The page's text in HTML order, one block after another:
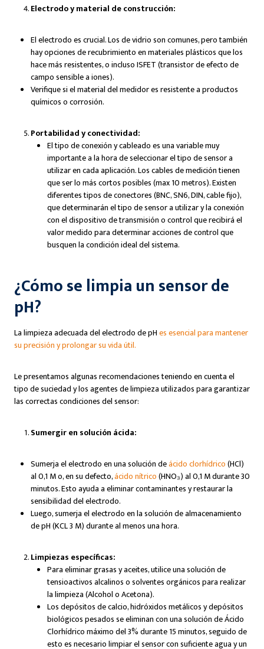
Electrodo y material de construcción:
El electrodo es crucial. Los de vidrio son comunes, pero también
hay opciones de recubrimiento en materiales plásticos que los
hace más resistentes, o incluso ISFET (transistor de efecto de
campo sensible a iones).
Verifique si el material del medidor es resistente a productos
químicos o corrosión.
Portabilidad y conectividad:
El tipo de conexión y cableado es una variable muy
importante a la hora de seleccionar el tipo de sensor a
utilizar en cada aplicación. Los cables de medición tienen
que ser lo más cortos posibles (max 10 metros). Existen
diferentes tipos de conectores (BNC, SN6, DIN, cable fijo),
que determinarán el tipo de sensor a utilizar y la conexión
con el dispositivo de transmisión o control que recibirá el
valor medido para determinar acciones de control que
busquen la condición ideal del sistema.
¿Cómo se limpia un sensor de
pH?
La limpieza adecuada del electrodo de pHes esencial para mantener
su precisión y prolongar su vida útil.
Le presentamos algunas recomendaciones teniendo en cuenta el
tipo de suciedad y los agentes de limpieza utilizados para garantizar
las correctas condiciones del sensor:
Sumergir en solución ácida:
Sumerja el electrodo en una solución deácido clorhídrico(HCl)
al 0,1 M o, en su defecto,ácido nítrico(HNO₃) al 0,1 M durante 30
minutos. Esto ayuda a eliminar contaminantes y restaurar la
sensibilidad del electrodo.
Luego, sumerja el electrodo en la solución de almacenamiento
de pH (KCL 3 M) durante al menos una hora.
Limpiezas específicas:
Para eliminar grasas y aceites, utilice una solución de
tensioactivos alcalinos o solventes orgánicos para realizar
la limpieza (Alcohol o Acetona).
Los depósitos de calcio, hidróxidos metálicos y depósitos
biológicos pesados se eliminan con una solución de Ácido
Clorhídrico máximo del 3% durante 15 minutos, seguido de
esto es necesario limpiar el sensor con suficiente agua y un